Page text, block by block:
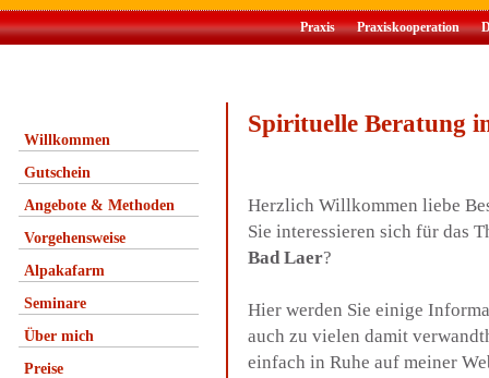
Praxis Praxiskooperation
Willkommen
Gutschein
Angebote & Methoden
Vorgehensweise
Alpakafarm
Seminare
Über mich
Preise
Spirituelle Beratung
Herzlich Willkommen liebe
Sie interessieren sich für das
Bad Laer?
Hier werden Sie einige
auch zu vielen damit
einfach in Ruhe auf meiner